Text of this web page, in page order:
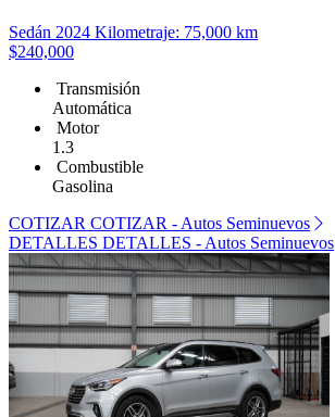
Sedán 2024 Kilometraje: 75,000 km
$240,000
Transmisión
Automática
Motor
1.3
Combustible
Gasolina
COTIZAR COTIZAR - Autos Seminuevos
DETALLES DETALLES - Autos Seminuevos